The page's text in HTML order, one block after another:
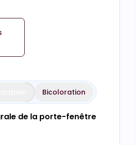
Bicoloration
de la porte-fenêtre